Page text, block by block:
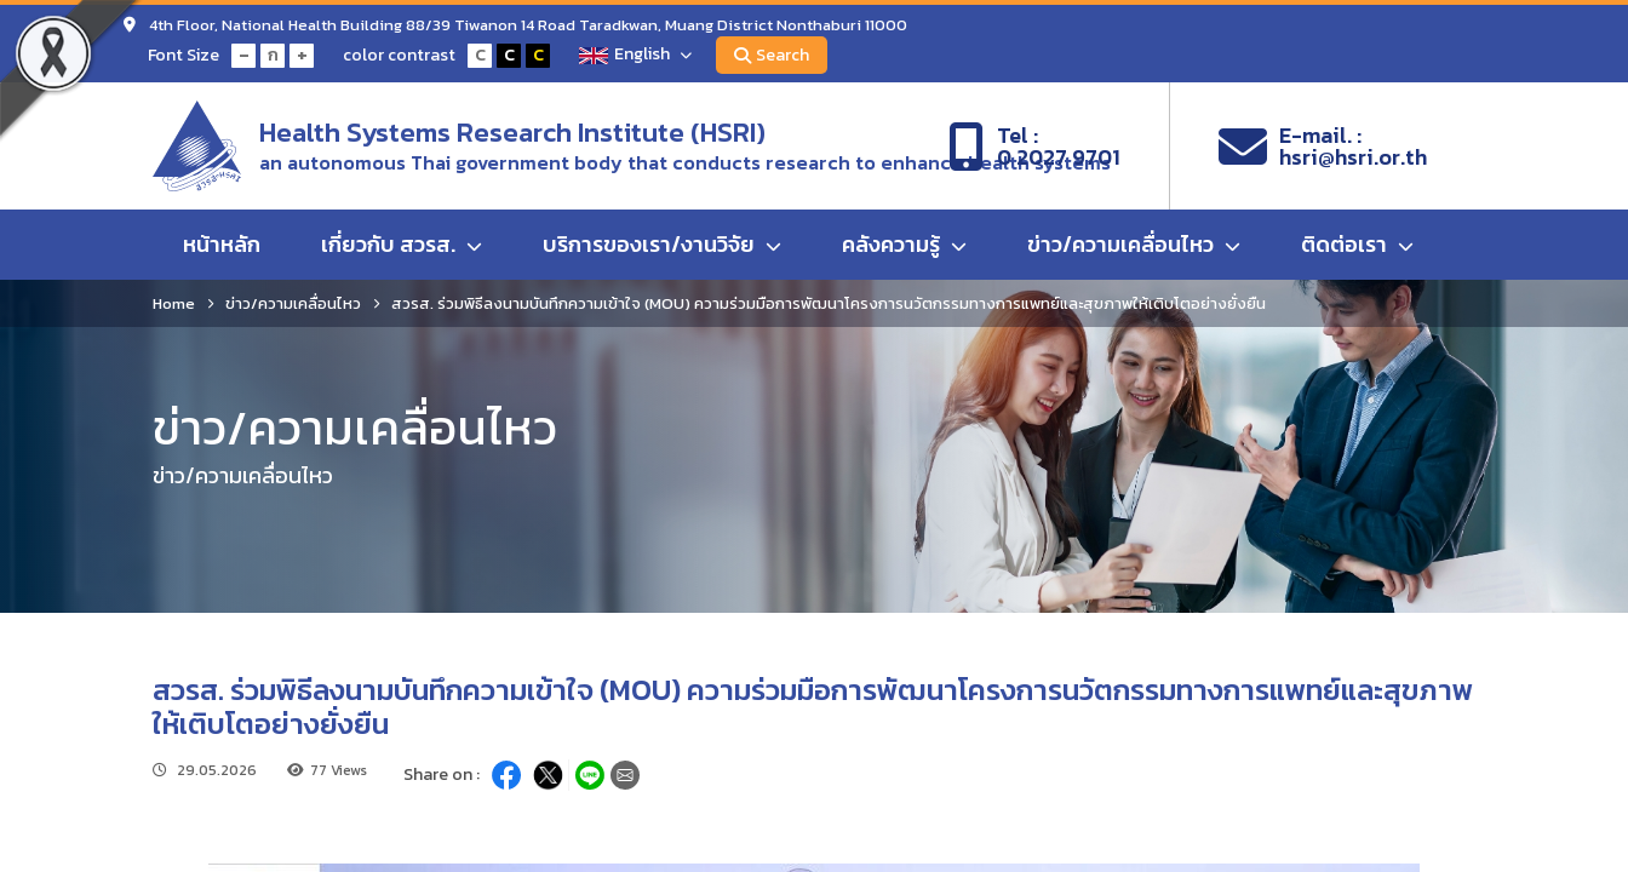
4th Floor, National Health Building 88/39 Tiwanon 14 Road Taradkwan, Muang District Nonthaburi 11000
Font Size - ก + color contrast C C C English Search
Health Systems Research Institute (HSRI)
an autonomous Thai government body that conducts research to enhance health systems
Tel :
0 2027 9701
E-mail. :
hsri@hsri.or.th
หน้าหลัก เกี่ยวกับ สวรส. บริการของเรา/งานวิจัย คลังความรู้ ข่าว/ความเคลื่อนไหว ติดต่อเรา
Home ข่าว/ความเคลื่อนไหว สวรส. ร่วมพิธีลงนามบันทึกความเข้าใจ (MOU) ความร่วมมือการพัฒนาโครงการนวัตกรรมทางการแพทย์และสุขภาพให้เติบโตอย่างยั่งยืน
ข่าว/ความเคลื่อนไหว
ข่าว/ความเคลื่อนไหว
สวรส. ร่วมพิธีลงนามบันทึกความเข้าใจ (MOU) ความร่วมมือการพัฒนาโครงการนวัตกรรมทางการแพทย์และสุขภาพ
ให้เติบโตอย่างยั่งยืน
29.05.2026 77 Views Share on :